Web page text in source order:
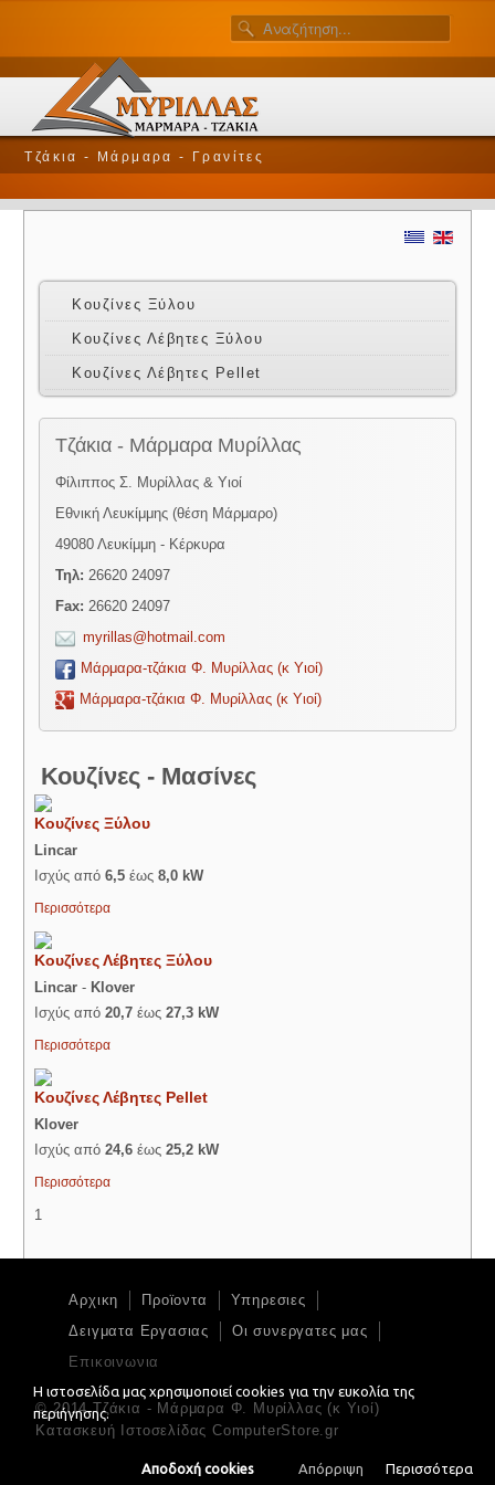
Τζάκια - Μάρμαρα - Γρανίτες
Κουζίνες Ξύλου
Κουζίνες Λέβητες Ξύλου
Κουζίνες Λέβητες Pellet
Τζάκια - Μάρμαρα Μυρίλλας
Φίλιππος Σ. Μυρίλλας & Υιοί
Εθνική Λευκίμμης (θέση Μάρμαρο)
49080 Λευκίμμη - Κέρκυρα
Τηλ:26620 24097
Fax:26620 24097
myrillas@hotmail.com
Μάρμαρα-τζάκια Φ. Μυρίλλας (κ Υιοί)
Μάρμαρα-τζάκια Φ. Μυρίλλας (κ Υιοί)
Κουζίνες - Μασίνες
Κουζίνες Ξύλου
Lincar
Ισχύς από6,5 έως8,0 kW
Περισσότερα
Κουζίνες Λέβητες Ξύλου
Lincar - Klover
Ισχύς από20,7 έως27,3 kW
Περισσότερα
Κουζίνες Λέβητες Pellet
Klover
Ισχύς από24,6 έως25,2 kW
Περισσότερα
1
Αρχικη Προϊοντα
Υπηρεσιες
Δειγματα Εργασιας
Οι συνεργατες μας
Επικοινωνια
© 2014 Τζάκια - Μάρμαρα Φ. Μυρίλλας (κ Υιοί)
Κατασκευή Ιστοσελίδας ComputerStore.gr
Η ιστοσελίδα μας χρησιμοποιεί cookies για την ευκολία της
περιήγησης.
Αποδοχή cookies Απόρριψη Περισσότερα